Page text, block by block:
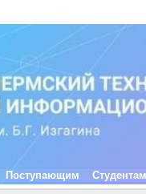
Поступающим Студентам